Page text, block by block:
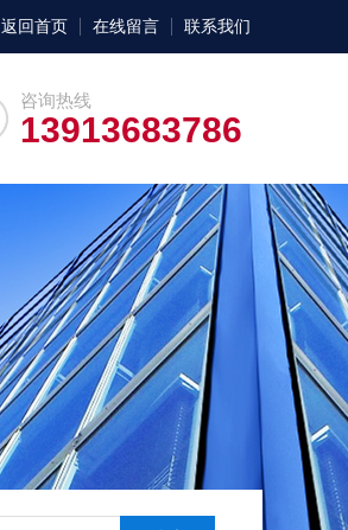
返回首页 在线留言 联系我们
咨询热线
13913683786